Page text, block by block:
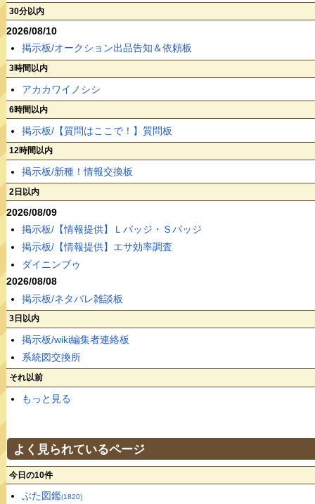
30分以内
2026/08/10
掲示板/オークション出品告知＆依頼板
3時間以内
アカカワイノシシ
6時間以内
掲示板/【質問はここで！】質問板
12時間以内
掲示板/新種！情報交換板
2日以内
2026/08/09
掲示板/【情報提供】Ｌバッジ・Ｓバッジ
掲示板/【情報提供】エサ効率調査
ダイニンブゥ
2026/08/08
掲示板/ネタバレ雑談板
3日以内
掲示板/wiki編集者連絡板
系統図交換所
それ以前
もっと見る
よく見られているページ
今日の10件
ぶた図鑑(1820)